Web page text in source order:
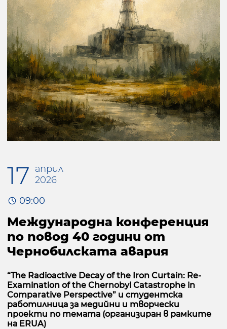
17 април
2026
09:00
Международна конференция
по повод 40 години от
Чернобилската авария
“The Radioactive Decay of the Iron Curtain: Re-
Examination of the Chernobyl Catastrophe in
Comparative Perspective” и студентска
работилница за медийни и творчески
проекти по темата (организиран в рамките
на ERUA)